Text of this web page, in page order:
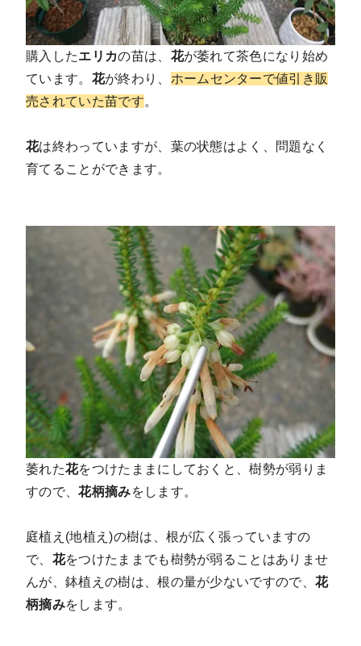
購入したエリカの苗は、 花が萎れて茶色になり始め
ています。 花が終わり、 ホームセンターで値引き販
売されていた苗です。
花は終わっていますが、葉の状態はよく、問題なく
育てることができます。
萎れた花をつけたままにしておくと、樹勢が弱りま
すので、花柄摘みをします。
庭植え(地植え)の樹は、根が広く張っていますの
で、 花をつけたままでも樹勢が弱ることはありませ
んが、鉢植えの樹は、根の量が少ないですので、花
柄摘みをします。